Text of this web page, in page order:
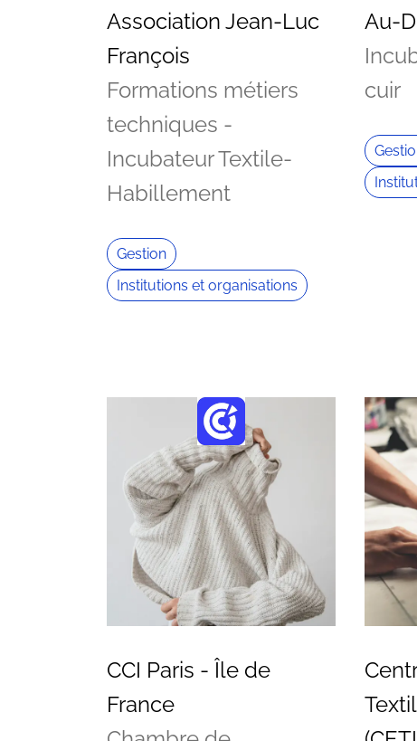
Association Jean-Luc
François
Formations métiers
techniques -
Incubateur Textile-
Habillement
Gestion
Institutions et organisations
Au-
cuir
CCI Paris - Île de
France